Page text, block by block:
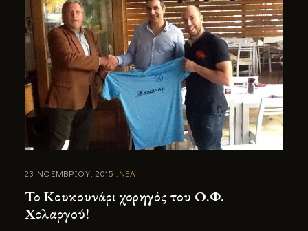
23 ΝΟΕΜΒΡΙΟΥ, 2015 ΝΕΑ
Το Κουκουνάρι χορηγός του Ο.Φ.
Χολαργού!